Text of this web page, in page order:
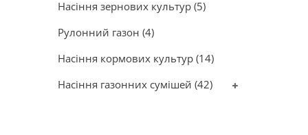
Насіння зернових культур (5)
Рулонний газон (4)
Насіння кормових культур (14)
Насіння газонних сумішей (42)